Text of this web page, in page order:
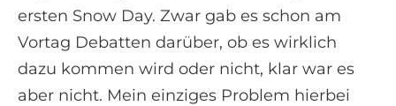
ersten Snow Day. Zwar gab es schon am
Vortag Debatten darüber, ob es wirklich
dazu kommen wird oder nicht, klar war es
aber nicht. Mein einziges Problem hierbei